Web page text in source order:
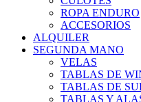
ROPA ENDURO
ACCESORIOS
ALQUILER
SEGUNDA MANO
VELAS
TABLAS DE
TABLAS DE
TABLAS Y